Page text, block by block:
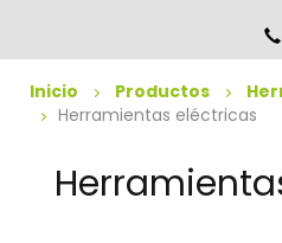
Inicio Productos
Herramientas eléctricas